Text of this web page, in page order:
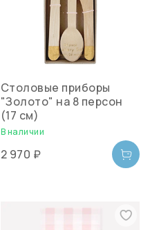
Столовые приборы
"Золото" на 8 персон
(17 см)
В наличии
2 970 ₽